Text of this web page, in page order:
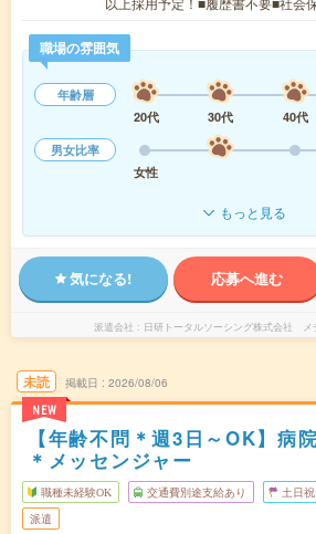
職場の雰囲気
年齢層
20代
30代 40代
男女比率
女性
もっと見る
気になる! 応募へ進む
派遣会社 日研トータルソーシング株式会社 メ
未読
NEW
掲載日 2026/08/06
【年齢不問＊週3日～OK】病
＊メッセンジャー
職種未経験OK 交通費別途支給あり 土日
派遣